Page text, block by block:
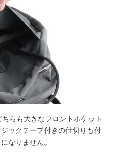
らも大きなフロントポケット
ックテープ付きの仕切りも付
なりません。